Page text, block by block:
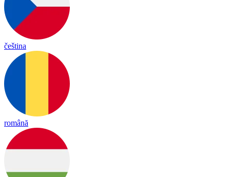
čeština
română